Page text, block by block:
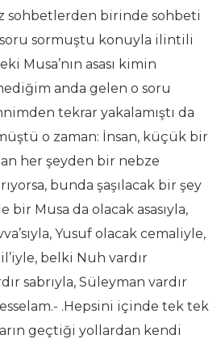
sohbetlerden birinde sohbeti
sormuştu konuyla ilintili
Musa’nın asası kimin
anda gelen o soru
tekrar yakalamıştı da
o zaman: İnsan, küçük bir
her şeyden bir nebze
bunda şaşılacak bir şey
Musa da olacak asasıyla,
Yusuf olacak cemaliyle,
belki Nuh vardır
sabrıyla, Süleyman vardır
.Hepsini içinde tek tek
geçtiği yollardan kendi